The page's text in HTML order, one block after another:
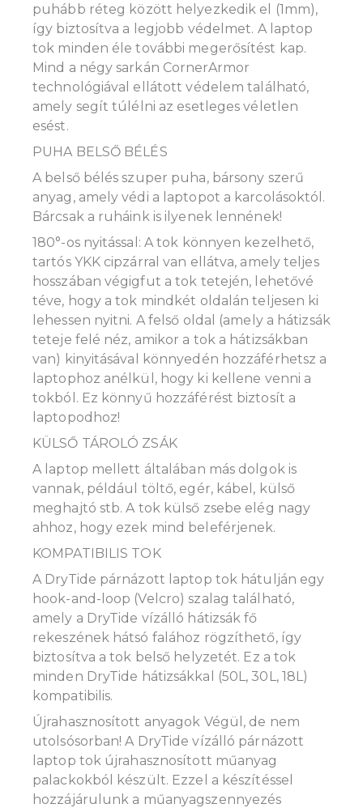
puhább réteg között helyezkedik el (1mm),
így biztosítva a legjobb védelmet. A laptop
tok minden éle további megerősítést kap.
Mind a négy sarkán CornerArmor
technológiával ellátott védelem található,
amely segít túlélni az esetleges véletlen
esést.
PUHA BELSŐ BÉLÉS
A belső bélés szuper puha, bársony szerű
anyag, amely védi a laptopot a karcolásoktól.
Bárcsak a ruháink is ilyenek lennének!
180°-os nyitással: A tok könnyen kezelhető,
tartós YKK cipzárral van ellátva, amely teljes
hosszában végigfut a tok tetején, lehetővé
téve, hogy a tok mindkét oldalán teljesen ki
lehessen nyitni. A felső oldal (amely a hátizsák
teteje felé néz, amikor a tok a hátizsákban
van) kinyitásával könnyedén hozzáférhetsz a
laptophoz anélkül, hogy ki kellene venni a
tokból. Ez könnyű hozzáférést biztosít a
laptopodhoz!
KÜLSŐ TÁROLÓ ZSÁK
A laptop mellett általában más dolgok is
vannak, például töltő, egér, kábel, külső
meghajtó stb. A tok külső zsebe elég nagy
ahhoz, hogy ezek mind beleférjenek.
KOMPATIBILIS TOK
A DryTide párnázott laptop tok hátulján egy
hook-and-loop (Velcro) szalag található,
amely a DryTide vízálló hátizsák fő
rekeszének hátsó falához rögzíthető, így
biztosítva a tok belső helyzetét. Ez a tok
minden DryTide hátizsákkal (50L, 30L, 18L)
kompatibilis.
Újrahasznosított anyagok Végül, de nem
utolsósorban! A DryTide vízálló párnázott
laptop tok újrahasznosított műanyag
palackokból készült. Ezzel a készítéssel
hozzájárulunk a műanyagszennyezés